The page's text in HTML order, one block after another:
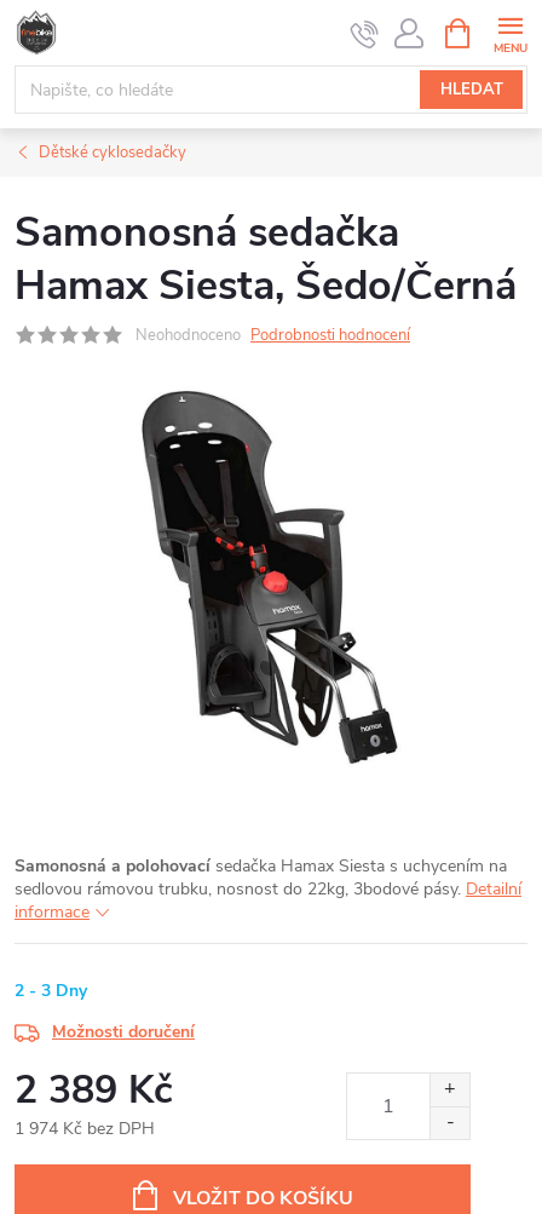
Přejít
obsah
HLEDAT
NÁKUPNÍ
KOŠÍK
Dětské cyklosedačky
Samonosná sedačka
Hamax Siesta, Šedo/Černá
Neohodnoceno Podrobnosti hodnocení
Samonosná a polohovací sedačka Hamax Siesta s uchycením na
sedlovou rámovou trubku, nosnost do 22kg, 3bodové pásy. Detailní
informace
2 - 3 Dny
Možnosti doručení
2 389 Kč
1 974 Kč bez DPH
VLOŽIT DO KOŠÍKU